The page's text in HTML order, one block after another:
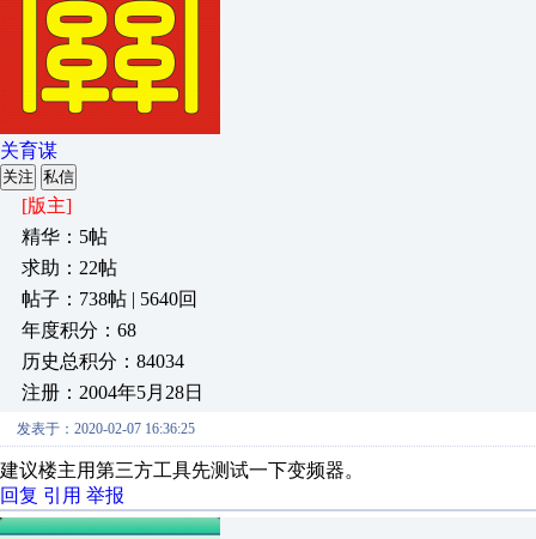
关育谋
关注 私信
[版主]
精华：5帖
求助：22帖
帖子：738帖 | 5640回
年度积分：68
历史总积分：84034
注册：2004年5月28日
发表于：2020-02-07 16:36:25
建议楼主用第三方工具先测试一下变频器。
回复 引用 举报